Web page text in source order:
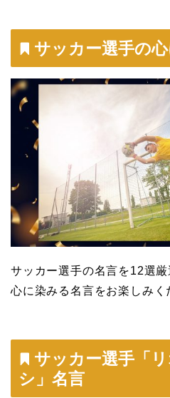
サッカー選手の
サッカー選手の名言を12選厳
心に染みる名言をお楽しみく
サッカー選手「
シ」名言